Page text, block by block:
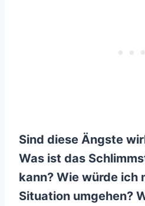
Sind diese Ängste
Was ist das
kann? Wie würde ich
Situation umgehen?